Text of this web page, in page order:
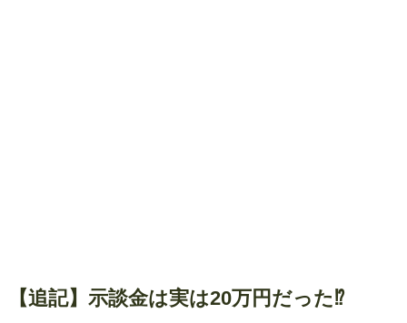
【追記】示談金は実は20万円だった⁉︎